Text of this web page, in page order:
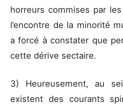
horreurs commises par
l’encontre de la minorité
a forcé à constater que
cette dérive sectaire.
3) Heureusement, au
existent des courants